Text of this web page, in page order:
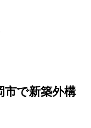
市で新築外構